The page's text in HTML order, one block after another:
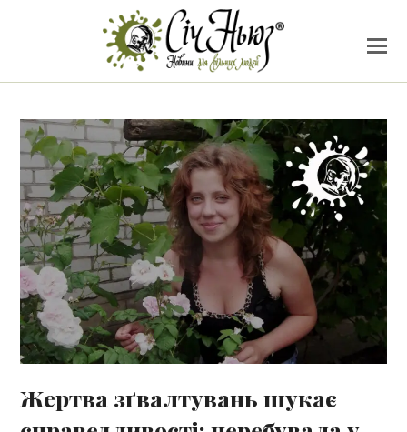
Жертва зґвалтувань шукає